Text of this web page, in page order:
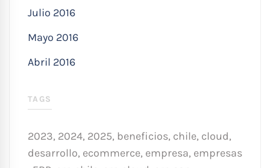
Julio 2016
Mayo 2016
Abril 2016
TAGS
2023, 2024, 2025, beneficios, chile, cloud,
desarrollo, ecommerce, empresa, empresas